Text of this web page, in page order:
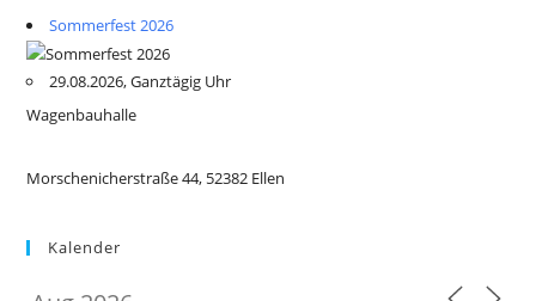
Sommerfest 2026
29.08.2026, Ganztägig Uhr
Wagenbauhalle
Morschenicherstraße 44, 52382 Ellen
Kalender